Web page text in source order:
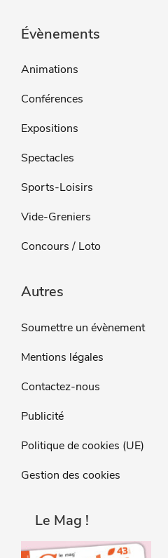
Évènements
Animations
Conférences
Expositions
Spectacles
Sports-Loisirs
Vide-Greniers
Concours / Loto
Autres
Soumettre un évènement
Mentions légales
Contactez-nous
Publicité
Politique de cookies (UE)
Gestion des cookies
Le Mag !